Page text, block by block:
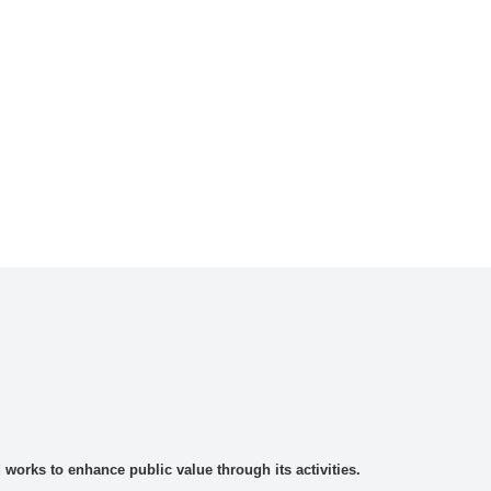
to enhance public value through its activities.